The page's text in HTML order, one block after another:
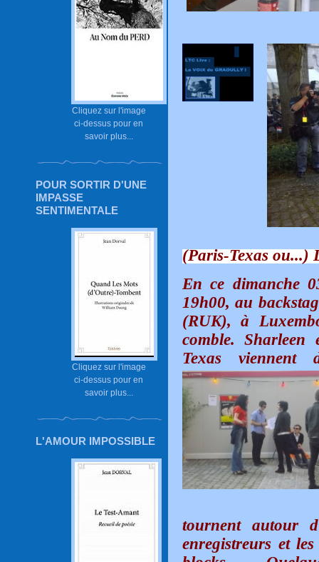
Cliquez sur l'image
ci-dessus pour en
savoir plus...
POUR SORTIR D'UNE
IMPASSE
SENTIMENTALE
Cliquez sur l'image
ci-dessus pour en
savoir plus...
L'AMOUR IMPOSSIBLE
(Paris-Texas
En ce dimanche
19h00, au
(RUK), à
comble. Sharleen
Texas
tournent autour
enregistreurs et